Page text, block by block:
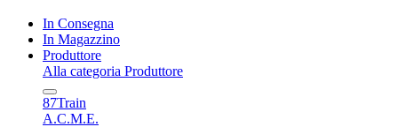
In Consegna
In Magazzino
Produttore
Alla categoria Produttore
87Train
A.C.M.E.